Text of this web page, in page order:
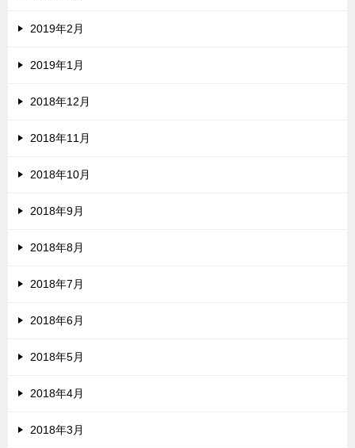
2019年2月
2019年1月
2018年12月
2018年11月
2018年10月
2018年9月
2018年8月
2018年7月
2018年6月
2018年5月
2018年4月
2018年3月